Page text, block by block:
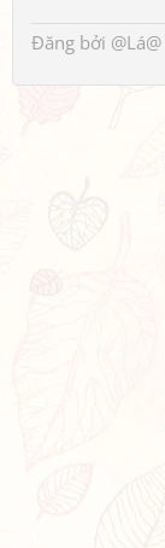
Đăng bởi @Lá@